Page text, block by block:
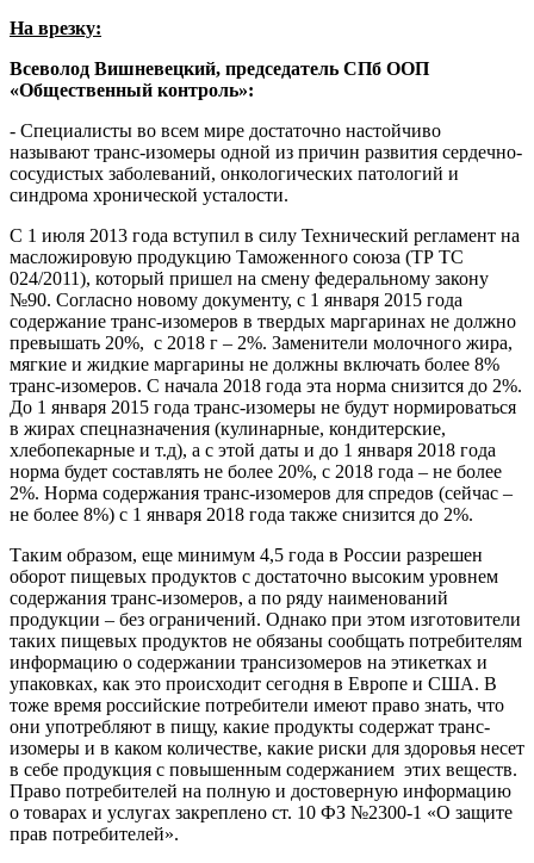
На врезку:
Всеволод Вишневецкий, председатель СПб ООП
«Общественный контроль»:
- Специалисты во всем мире достаточно настойчиво
называют транс-изомеры одной из причин развития сердечно-
сосудистых заболеваний, онкологических патологий и
синдрома хронической усталости.
С 1 июля 2013 года вступил в силу Технический регламент на
масложировую продукцию Таможенного союза (ТР ТС
024/2011), который пришел на смену федеральному закону
№90. Согласно новому документу, с 1 января 2015 года
содержание транс-изомеров в твердых маргаринах не должно
превышать 20%, с 2018 г – 2%. Заменители молочного жира,
мягкие и жидкие маргарины не должны включать более 8%
транс-изомеров. С начала 2018 года эта норма снизится до 2%.
До 1 января 2015 года транс-изомеры не будут нормироваться
в жирах спецназначения (кулинарные, кондитерские,
хлебопекарные и т.д), а с этой даты и до 1 января 2018 года
норма будет составлять не более 20%, с 2018 года – не более
2%. Норма содержания транс-изомеров для спредов (сейчас –
не более 8%) с 1 января 2018 года также снизится до 2%.
Таким образом, еще минимум 4,5 года в России разрешен
оборот пищевых продуктов с достаточно высоким уровнем
содержания транс-изомеров, а по ряду наименований
продукции – без ограничений. Однако при этом изготовители
таких пищевых продуктов не обязаны сообщать потребителям
информацию о содержании трансизомеров на этикетках и
упаковках, как это происходит сегодня в Европе и США. В
тоже время российские потребители имеют право знать, что
они употребляют в пищу, какие продукты содержат транс-
изомеры и в каком количестве, какие риски для здоровья несет
в себе продукция с повышенным содержанием этих веществ.
Право потребителей на полную и достоверную информацию
о товарах и услугах закреплено ст. 10 ФЗ №2300-1 «О защите
прав потребителей».